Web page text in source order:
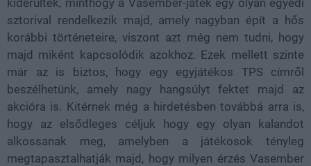
kiderültek, minthogy a Vasember-játék egy olyan egyedi
sztorival rendelkezik majd, amely nagyban épít a hős
korábbi történeteire, viszont azt még nem tudni, hogy
majd miként kapcsolódik azokhoz. Ezek mellett szinte
már az is biztos, hogy egy egyjátékos TPS címről
beszélhetünk, amely nagy hangsúlyt fektet majd az
akcióra is. Kitérnek még a hirdetésben továbbá arra is,
hogy az elsődleges céljuk hogy egy olyan kalandot
alkossanak meg, amelyben a játékosok tényleg
megtapasztalhatják majd, hogy milyen érzés Vasember